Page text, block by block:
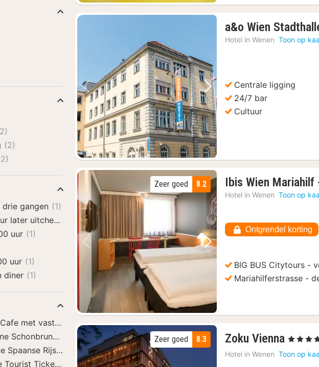
Vorige foto Volgende foto
a&o Wien
Hotel in Wenen Toon op
Centrale ligging
24/7 bar
Cultuur
Vorige foto Volgende foto
8.2
Zeer goed Ibis Wien Mariahilf
€
Hotel in Wenen Toon op
Ontgrendel korting
BIG BUS Citytours -
Mariahilferstrasse -
8.3
Zeer goed Zoku Vienna 1
nacht
vanaf
, 4 Sterren
Hotel in Wenen Toon op
(2)
gangen (1)
later uitchecken
(1)
uur (1)
uur (1)
diner (1)
met vast menu voor lunch of diner(153)
Schonbrunn Paleis en Tuinen Tour(153)
Spaanse Rijschool in Wenen(153)
Tourist Ticket incl. Kortingen/Metro(153)